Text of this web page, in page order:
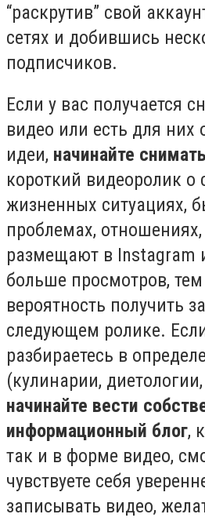
“раскрутив” свой
сетях и добившись
подписчиков.
Если у вас получается
видео или есть для них
идеи, начинайте
короткий видеоролик
жизненных ситуациях,
проблемах,
размещают в Instagram
больше просмотров,
вероятность получить
следующем ролике.
разбираетесь в
(кулинарии,
начинайте вести
информационный блог,
так и в форме видео,
чувствуете себя
записывать видео,